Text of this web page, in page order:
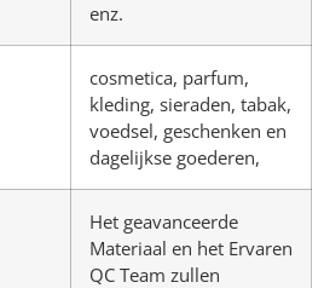
enz.
cosmetica, parfum,
kleding, sieraden, tabak,
voedsel, geschenken en
dagelijkse goederen,
Het geavanceerde
Materiaal en het Ervaren
QC Team zullen